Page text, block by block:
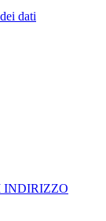
dati
INDIRIZZO